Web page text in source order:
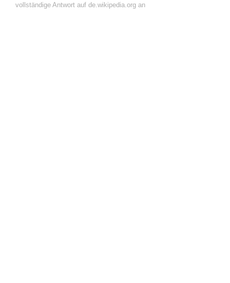
vollständige Antwort auf de.wikipedia.org an